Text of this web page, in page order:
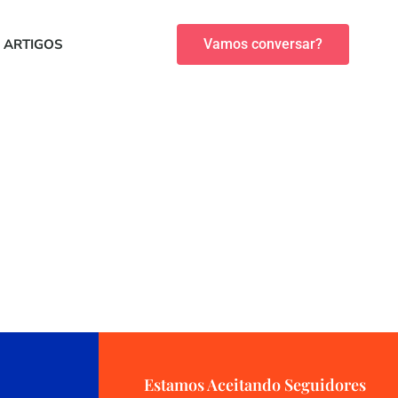
ARTIGOS Vamos conversar?
Estamos Aceitando Seguidores